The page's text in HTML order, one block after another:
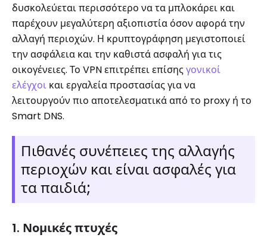
δυσκολεύεται περισσότερο να τα μπλοκάρει και
παρέχουν μεγαλύτερη αξιοπιστία όσον αφορά την
αλλαγή περιοχών. Η κρυπτογράφηση μεγιστοποιεί
την ασφάλεια και την καθιστά ασφαλή για τις
οικογένειες. Το VPN επιτρέπει επίσηςγονικοί
ελέγχοι και εργαλεία προστασίας για να
λειτουργούν πιο αποτελεσματικά από το proxy ή το
Smart DNS.
Πιθανές συνέπειες της αλλαγής
περιοχών και είναι ασφαλές για
τα παιδιά;
1. Νομικές πτυχές